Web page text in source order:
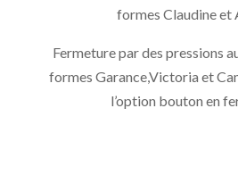
formes Claudine et
Fermeture par des pressions
formes Garance,Victoria et
l’option bouton en